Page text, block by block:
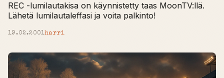
REC -lumilautakisa on käynnistetty taas MoonTV:llä.
Lähetä lumilautaleffasi ja voita palkinto!
19.02.2001harri